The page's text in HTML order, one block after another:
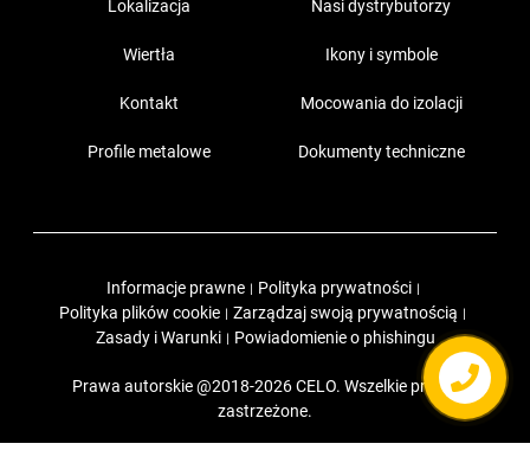
Lokalizacja Nasi dystrybutorzy
Wiertła Ikony i symbole
Kontakt Mocowania do izolacji
Profile metalowe Dokumenty techniczne
Informacje prawne | Polityka prywatności |
Polityka plików cookie | Zarządzaj swoją prywatnością |
Zasady i Warunki | Powiadomienie o phishingu
Prawa autorskie @2018-2026 CELO. Wszelkie prawa
zastrzeżone.